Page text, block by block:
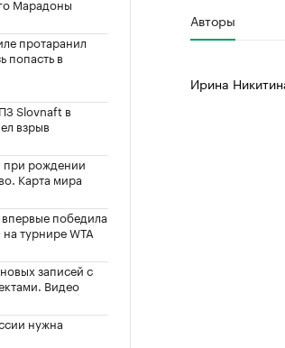
протаранил
попасть в
Slovnaft в
взрыв
при рождении
Карта мира
победила
турнире WTA
записей с
Видео
нужна
Авторы
Ирина